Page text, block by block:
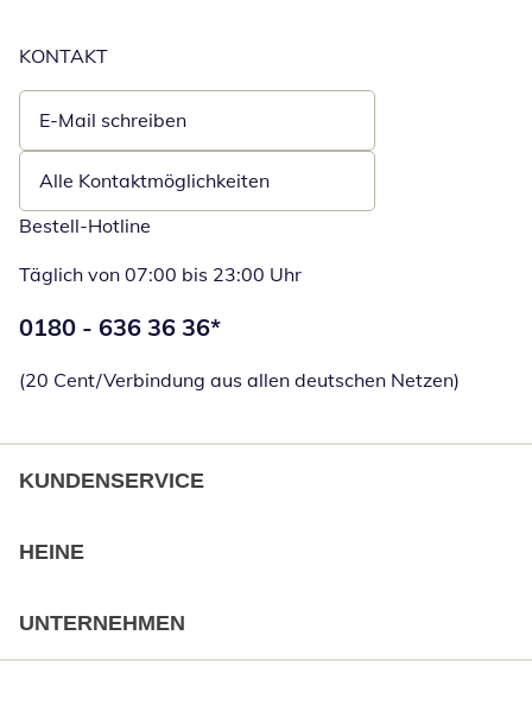
KONTAKT
E-Mail schreiben
Öffnet E-Mail-Client
Alle Kontaktmöglichkeiten
Bestell-Hotline
Täglich von 07:00 bis 23:00 Uhr
Telefonnummer:
0180 - 636 36 36*
(20 Cent/Verbindung aus allen deutschen Netzen)
KUNDENSERVICE
HEINE
UNTERNEHMEN